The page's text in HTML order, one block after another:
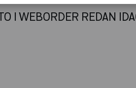
I WEBORDER REDAN